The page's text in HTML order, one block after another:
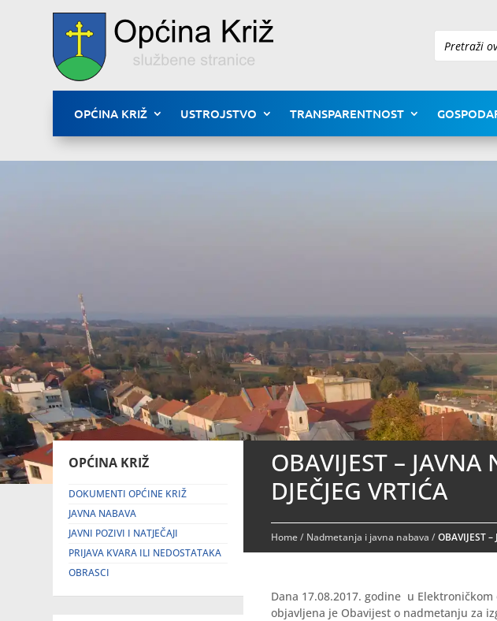
Pretraži
OPĆINA KRIŽ USTROJSTVO TRANSPARENTNOST
OPĆINA KRIŽ
DOKUMENTI OPĆINE KRIŽ
JAVNA NABAVA
JAVNI POZIVI I NATJEČAJI
PRIJAVA KVARA ILI NEDOSTATAKA
OBRASCI
OBAVIJEST –
DJEČJEG VRTIĆA
Home/ Nadmetanja i javna nabava /OBAVIJEST
Dana 17.08.2017. godine u
objavljena je Obavijest o nadmetanju za